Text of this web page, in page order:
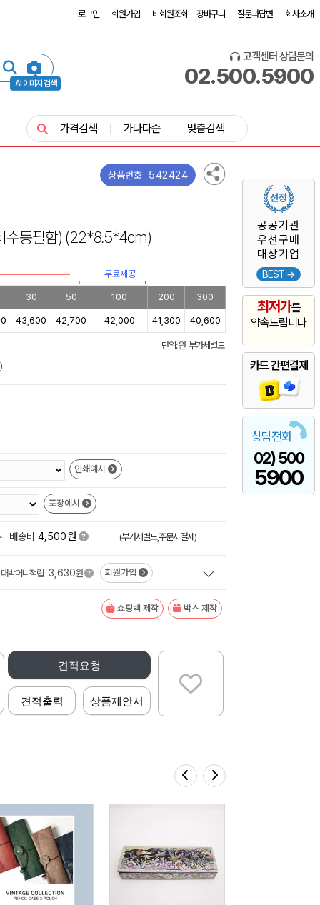
로그인 회원가입 비회원조회 장바구니 질문과답변 회사소개
AI 이미지 검색
고객센터 상담문의
02.500.5900
공공기관
우선구매
대상기업
BEST →
최저가를
약속드립니다
카드 간편결제
상담전화
02) 500
5900
가격검색 가나다순 맞춤검색
상품번호 542424
수동필함) (22*8.5*4cm)
무료제공
30 50 100 200 300
43,600 42,700 42,000 41,300 40,600
단위: 원 부가세별도
인쇄예시
포장예시
배송비 4,500원 (부가세별도,주문시결제)
대박머니적립 3,630원 회원가입
쇼핑백 제작 박스 제작
견적요청
견적출력 상품제안서